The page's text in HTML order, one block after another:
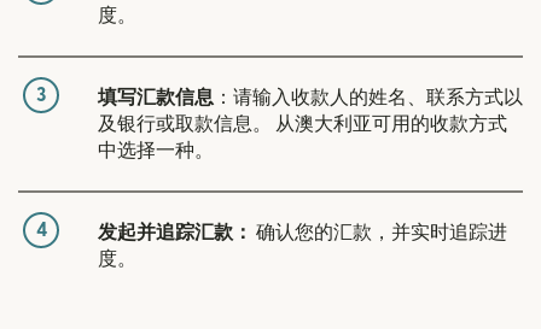
度。
3 填写汇款信息 ：请输入收款人的姓名、联系方式以
及银行或取款信息。 从澳大利亚可用的收款方式
中选择一种。
4 发起并追踪汇款： 确认您的汇款，并实时追踪进
度。